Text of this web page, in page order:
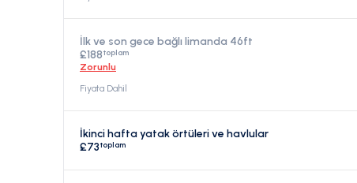
İlk ve son gece bağlı limanda 46ft
£188toplam
Zorunlu
Fiyata Dahil
İkinci hafta yatak örtüleri ve havlular
£73toplam